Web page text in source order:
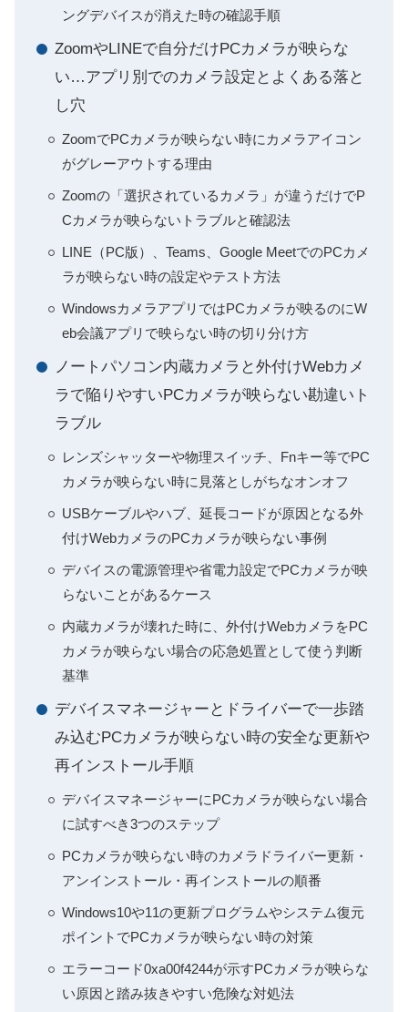
ングデバイスが消えた時の確認手順
ZoomやLINEで自分だけPCカメラが映らな
い…アプリ別でのカメラ設定とよくある落と
し穴
ZoomでPCカメラが映らない時にカメラアイコン
がグレーアウトする理由
Zoomの「選択されているカメラ」が違うだけでP
Cカメラが映らないトラブルと確認法
LINE（PC版）、Teams、Google MeetでのPCカメ
ラが映らない時の設定やテスト方法
WindowsカメラアプリではPCカメラが映るのにW
eb会議アプリで映らない時の切り分け方
ノートパソコン内蔵カメラと外付けWebカメ
ラで陥りやすいPCカメラが映らない勘違いト
ラブル
レンズシャッターや物理スイッチ、Fnキー等でPC
カメラが映らない時に見落としがちなオンオフ
USBケーブルやハブ、延長コードが原因となる外
付けWebカメラのPCカメラが映らない事例
デバイスの電源管理や省電力設定でPCカメラが映
らないことがあるケース
内蔵カメラが壊れた時に、外付けWebカメラをPC
カメラが映らない場合の応急処置として使う判断
基準
デバイスマネージャーとドライバーで一歩踏
み込むPCカメラが映らない時の安全な更新や
再インストール手順
デバイスマネージャーにPCカメラが映らない場合
に試すべき3つのステップ
PCカメラが映らない時のカメラドライバー更新・
アンインストール・再インストールの順番
Windows10や11の更新プログラムやシステム復元
ポイントでPCカメラが映らない時の対策
エラーコード0xa00f4244が示すPCカメラが映らな
い原因と踏み抜きやすい危険な対処法